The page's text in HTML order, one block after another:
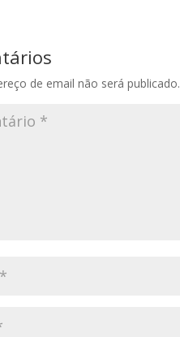
de email não será publicado.